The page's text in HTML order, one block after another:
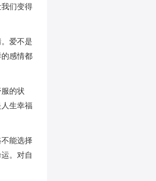
们变得
爱不是
感情都
的状
生幸福
能选择
。对自